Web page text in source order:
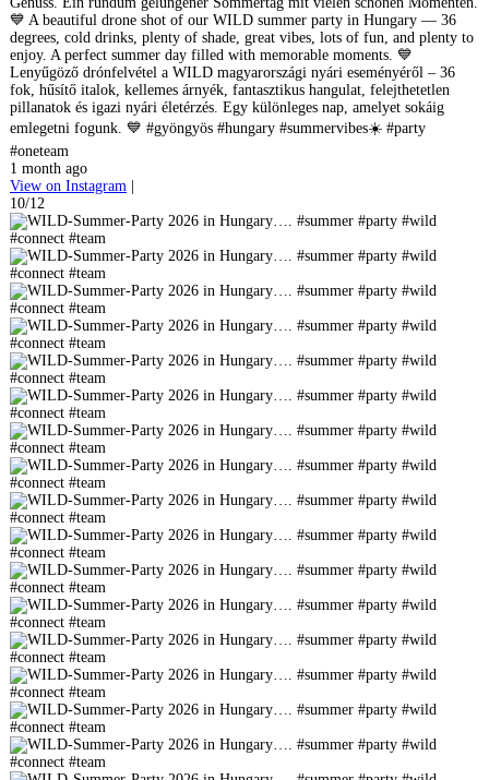
💙 A beautiful drone shot of our WILD summer party in Hungary — 36
degrees, cold drinks, plenty of shade, great vibes, lots of fun, and plenty to
enjoy. A perfect summer day filled with memorable moments. 💙
Lenyűgöző drónfelvétel a WILD magyarországi nyári eseményéről – 36
fok, hűsítő italok, kellemes árnyék, fantasztikus hangulat, felejthetetlen
pillanatok és igazi nyári életérzés. Egy különleges nap, amelyet sokáig
emlegetni fogunk. 💙 #gyöngyös #hungary #summervibes☀️ #party
#oneteam
1 month ago
View on Instagram |
10/12